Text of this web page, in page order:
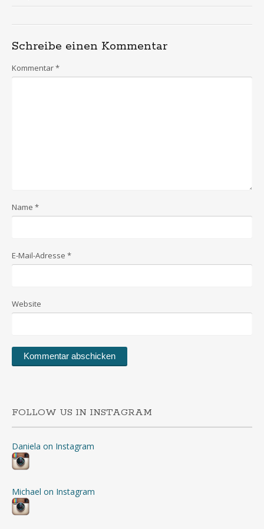
Schreibe einen Kommentar
Kommentar*
Name *
E-Mail-Adresse *
Website
FOLLOW US IN INSTAGRAM
Daniela on Instagram
Michael on Instagram